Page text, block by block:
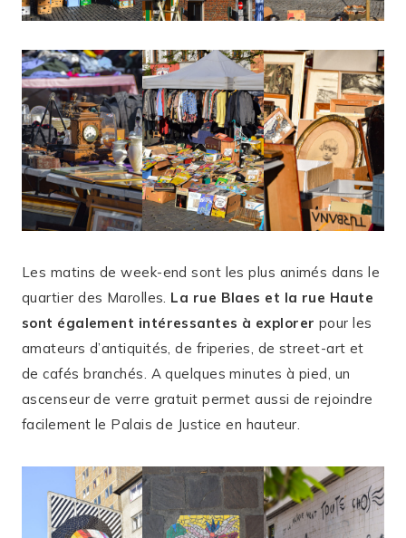
Les matins de week-end sont les plus animés dans le
quartier des Marolles. La rue Blaes et la rue Haute
sont également intéressantes à explorer pour les
amateurs d’antiquités, de friperies, de street-art et
de cafés branchés. A quelques minutes à pied, un
ascenseur de verre gratuit permet aussi de rejoindre
facilement le Palais de Justice en hauteur.